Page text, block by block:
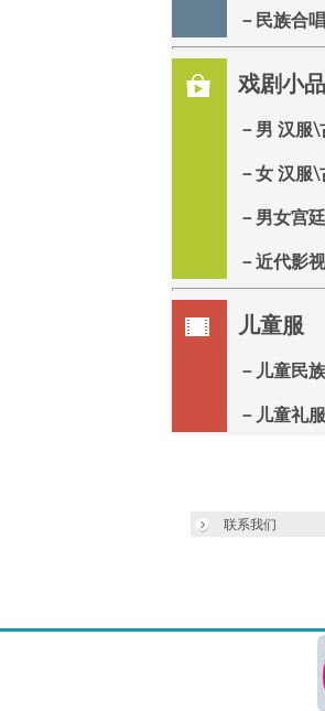
－民族合
戏剧小品
－男 汉服\
－女 汉服\
－男女宫
－近代影
儿童服
－儿童民
－儿童礼
联系我们